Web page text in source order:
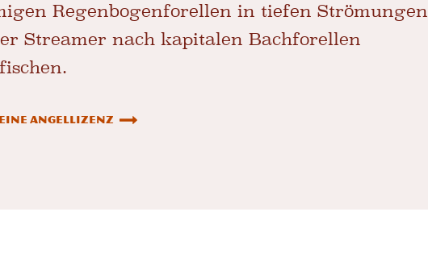
Regenbogenforellen in tiefen Strömungen
Streamer nach kapitalen Bachforellen
Angellizenz